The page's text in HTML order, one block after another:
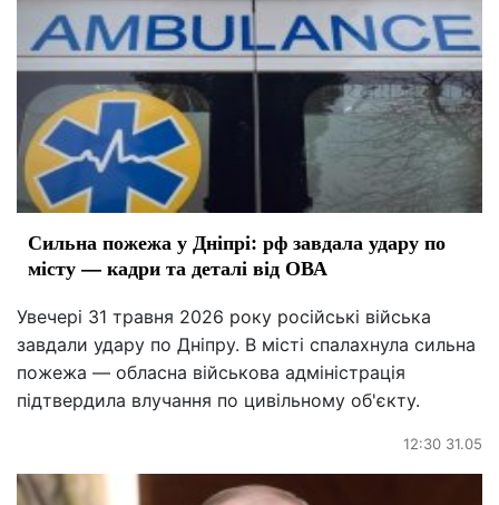
Сильна пожежа у Дніпрі: рф завдала удару по
місту — кадри та деталі від ОВА
Увечері 31 травня 2026 року російські війська
завдали удару по Дніпру. В місті спалахнула сильна
пожежа — обласна військова адміністрація
підтвердила влучання по цивільному об'єкту.
12:30 31.05